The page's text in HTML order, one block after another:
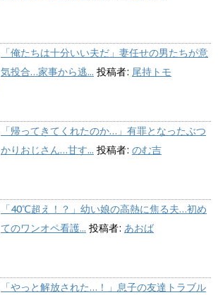
「俺たちは十分いい夫だ」妻任せの男たちが意
気投合…家事から逃... 投稿者: 尾持トモ
「帰ってきてくれたのか…」有罪となったぶつ
かりおじさん…甘す... 投稿者: のむ吉
「40℃超え！？」幼い娘の高熱に焦る夫…初め
てのワンオペ看護... 投稿者: あおば
「やっと解放された…！」息子の友達トラブル